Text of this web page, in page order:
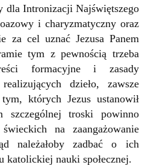
dla Intronizacji Najświętszego
i charyzmatyczny oraz
za cel uznać Jezusa Panem
tym z pewnością trzeba
formacyjne i zasady
dzieło, zawsze
których Jezus ustanowił
szczególnej troski powinno
na zaangażowanie
należałoby zadbać o ich
katolickiej nauki społecznej.